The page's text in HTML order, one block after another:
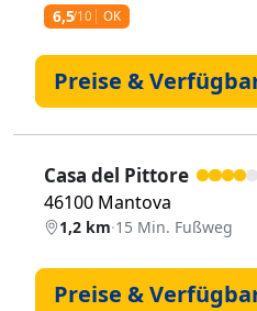
6,5/10 OK
Preise &
Casa del Pittore
46100 Mantova
1,2 km·15 Min. Fußweg
Preise &